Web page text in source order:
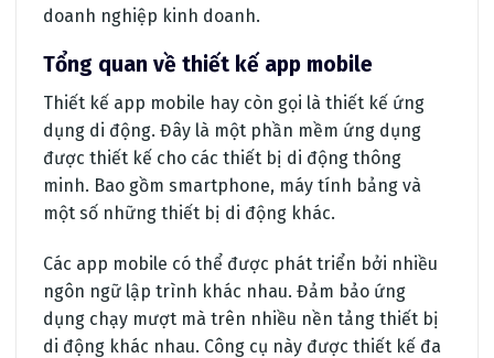
doanh nghiệp kinh doanh.
Tổng quan về thiết kế app mobile
Thiết kế app mobile hay còn gọi là thiết kế ứng
dụng di động. Đây là một phần mềm ứng dụng
được thiết kế cho các thiết bị di động thông
minh. Bao gồm smartphone, máy tính bảng và
một số những thiết bị di động khác.
Các app mobile có thể được phát triển bởi nhiều
ngôn ngữ lập trình khác nhau. Đảm bảo ứng
dụng chạy mượt mà trên nhiều nền tảng thiết bị
di động khác nhau. Công cụ này được thiết kế đa